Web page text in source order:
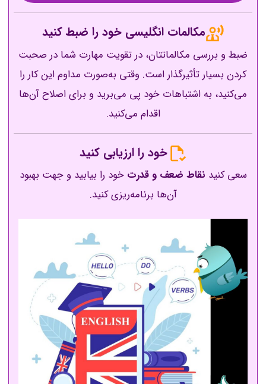
مکالمات انگلیسی خود را ضبط کنید
ضبط و بررسی مکالماتتان، در تقویت مهارت شما در صحبت
کردن بسیار تأثیرگذار است. وقتی به‌صورت مداوم این کار را
می‌کنید، به اشتباهات خود پی می‌برید و برای اصلاح آن‌ها
اقدام می‌کنید.
خود را ارزیابی کنید
سعی کنید نقاط ضعف و قدرتخود را بیابید و جهت بهبود
آن‌ها برنامه‌ریزی کنید.